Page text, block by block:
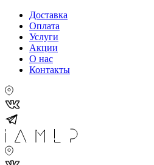
Доставка
Оплата
Услуги
Акции
О нас
Контакты